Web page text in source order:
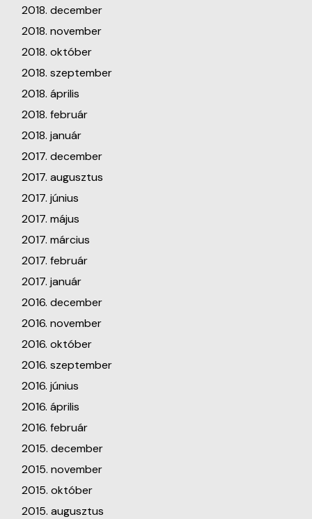
2018. december
2018. november
2018. október
2018. szeptember
2018. április
2018. február
2018. január
2017. december
2017. augusztus
2017. június
2017. május
2017. március
2017. február
2017. január
2016. december
2016. november
2016. október
2016. szeptember
2016. június
2016. április
2016. február
2015. december
2015. november
2015. október
2015. augusztus